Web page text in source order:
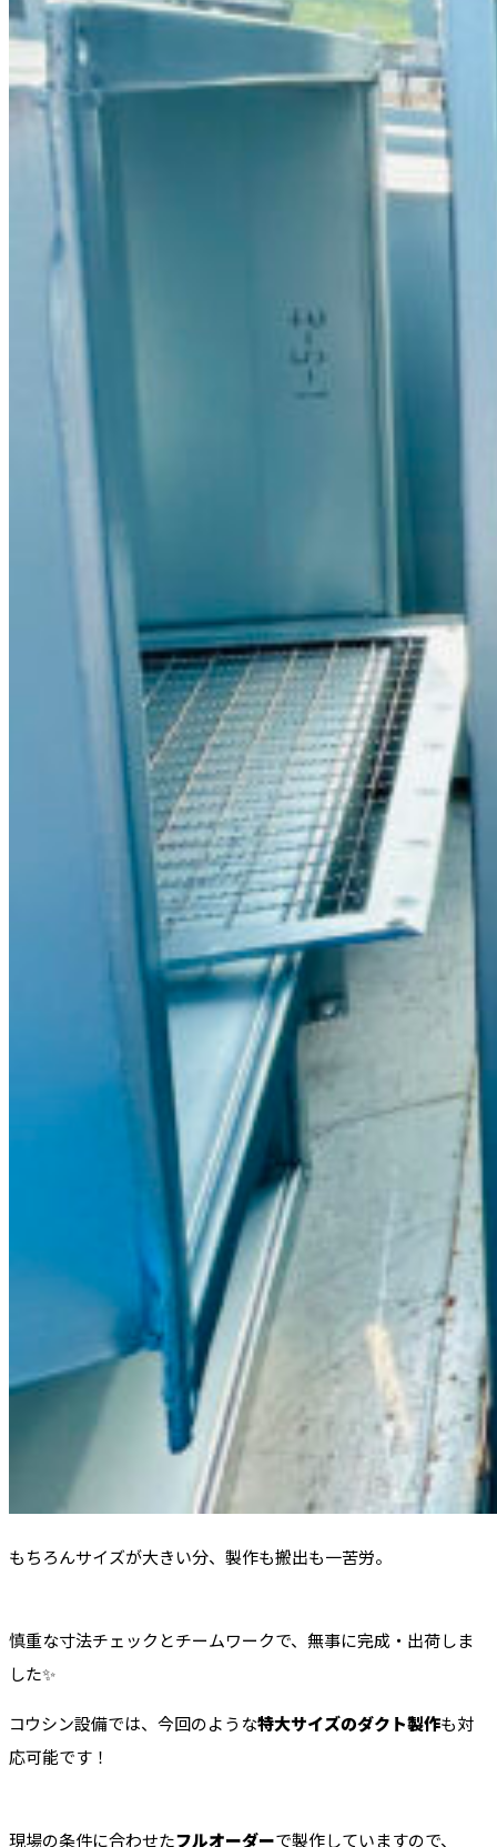
もちろんサイズが大きい分、製作も搬出も一苦労。
慎重な寸法チェックとチームワークで、無事に完成・出荷しま
した✨
コウシン設備では、今回のような特大サイズのダクト製作も対
応可能です！
現場の条件に合わせたフルオーダーで製作していますので、